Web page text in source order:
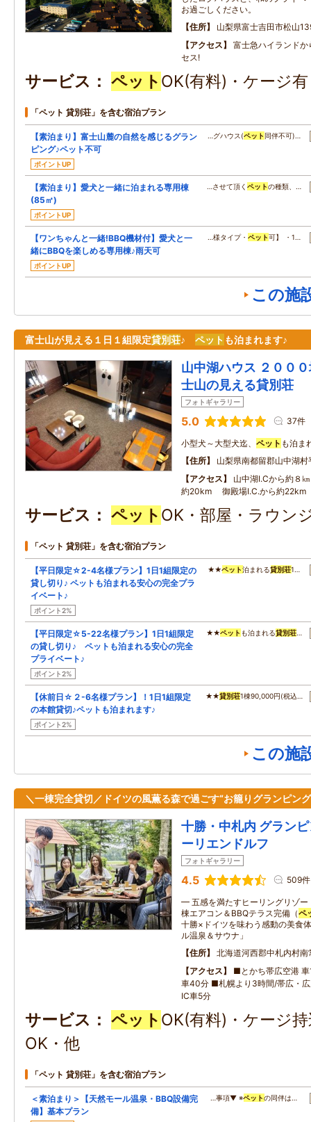
お過ごしください。
住所
山梨県富士吉田市松山
アクセス
富士急ハイランド
セス!
サービス ペット OK(有料)・ケージ
「ペット 貸別荘」を含む宿泊プラン
【素泊まり】富士山麓の自然を感じるグラン
ピング♪ペット不可
ポイントUP
…グハウス(ペット 同伴不可)…
【素泊まり】愛犬と一緒に泊まれる専用棟
(85㎡)
ポイントUP
…させて頂く ペットの種類、…
【ワンちゃんと一緒!BBQ機材付】愛犬と一
緒にBBQを楽しめる専用棟♪雨天可
ポイントUP
…様タイプ・ ペット可】 ・1…
この施
富士山が見える１日１組限定貸別荘♪ ペット も泊まれます♪
山中湖ハウス ２００
士山の見える貸別荘
フォトギャラリー
5.0 37件
小型犬～大型犬迄、 ペット も泊ま
住所
山梨県南都留郡山中湖
アクセス
山中湖I.Cから約８
約20km 御殿場I.C.から約22km
サービス ペット OK・部屋・ラウン
「ペット 貸別荘」を含む宿泊プラン
【平日限定☆2-4名様プラン】1日1組限定の
貸し切り♪ ペットも泊まれる安心の完全プラ
イベート♪
ポイント2%
★★ペット泊まれる貸別荘1…
【平日限定☆5-22名様プラン】1日1組限定
の貸し切り♪ ペットも泊まれる安心の完全
プライベート♪
ポイント2%
★★ペット も泊まれる貸別荘…
【休前日☆２-6名様プラン】！1日1組限定
の本館貸切♪ペットも泊まれます♪
ポイント2%
★★貸別荘1棟90,000円(税込…
この施
＼一棟完全貸切／ドイツの風薫る森で過ごす“お籠りグランピン
十勝・中札内 グラン
ーリエンドルフ
フォトギャラリー
4.5 509件
━ 五感を満たすヒーリングリゾ
棟エアコン＆BBQテラス完備（ペ
十勝×ドイツを味わう感動の美食
ル温泉＆サウナ」
住所
北海道河西郡中札内村南
アクセス
■とかち帯広空港
車40分 ■札幌より3時間/帯広・
IC車5分
サービス ペット OK(有料)・ケージ
OK・他
「ペット 貸別荘」を含む宿泊プラン
＜素泊まり＞【天然モール温泉・BBQ設備完
備】基本プラン
…事項▼ ※ペットの同伴は…